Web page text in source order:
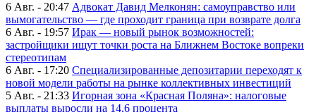
6 Авг. - 20:47 Адвокат Давид Мелконян: самоуправство или
вымогательство — где проходит граница при возврате долга
6 Авг. - 19:57 Ирак — новый рынок возможностей:
застройщики ищут точки роста на Ближнем Востоке вопреки
стереотипам
6 Авг. - 17:20 Специализированные депозитарии переходят к
новой модели работы на рынке коллективных инвестиций
5 Авг. - 21:33 Игорная зона «Красная Поляна»: налоговые
выплаты выросли на 14,6 процента